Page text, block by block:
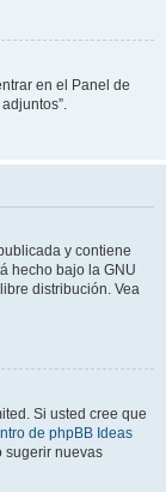
en el Panel de
y contiene
hecho bajo la GNU
distribución. Vea
Si usted cree que
de phpBB Ideas
sugerir nuevas